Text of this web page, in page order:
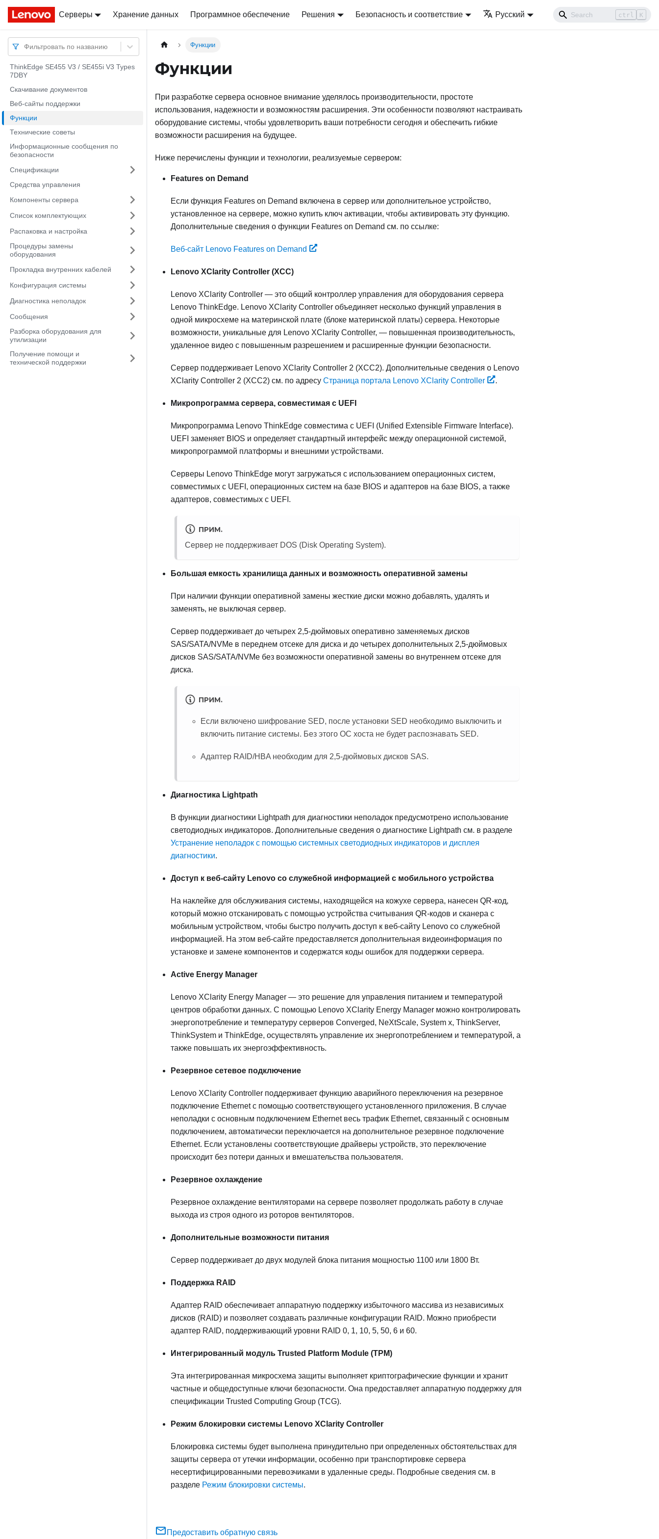
Docs
Серверы Хранение данных Программное обеспечение Решения Безопасность и соответствие Русский ctrl K
Docs
Фильтровать по названию
ThinkEdge SE455 V3 / SE455i V3 Types
7DBY
Скачивание документов
Веб-сайты поддержки
Функции
Технические советы
Информационные сообщения по
безопасности
Спецификации
Средства управления
Компоненты сервера
Список комплектующих
Распаковка и настройка
Процедуры замены
оборудования
Прокладка внутренних кабелей
Конфигурация системы
Диагностика неполадок
Сообщения
Разборка оборудования для
утилизации
Получение помощи и
технической поддержки
Функции
Функции
При разработке сервера основное внимание уделялось производительности, простоте
использования, надежности и возможностям расширения. Эти особенности позволяют настраивать
оборудование системы, чтобы удовлетворить ваши потребности сегодня и обеспечить гибкие
возможности расширения на будущее.
Ниже перечислены функции и технологии, реализуемые сервером:
Features on Demand
Если функция Features on Demand включена в сервер или дополнительное устройство,
установленное на сервере, можно купить ключ активации, чтобы активировать эту функцию.
Дополнительные сведения о функции Features on Demand см. по ссылке:
Веб-сайт Lenovo Features on Demand
Lenovo XClarity Controller (XCC)
Lenovo XClarity Controller — это общий контроллер управления для оборудования сервера
Lenovo ThinkEdge. Lenovo XClarity Controller объединяет несколько функций управления в
одной микросхеме на материнской плате (блоке материнской платы) сервера. Некоторые
возможности, уникальные для Lenovo XClarity Controller, — повышенная производительность,
удаленное видео с повышенным разрешением и расширенные функции безопасности.
Сервер поддерживает Lenovo XClarity Controller 2 (XCC2). Дополнительные сведения о Lenovo
XClarity Controller 2 (XCC2) см. по адресу Страница портала Lenovo XClarity Controller .
Микропрограмма сервера, совместимая с UEFI
Микропрограмма Lenovo ThinkEdge совместима с UEFI (Unified Extensible Firmware Interface).
UEFI заменяет BIOS и определяет стандартный интерфейс между операционной системой,
микропрограммой платформы и внешними устройствами.
Серверы Lenovo ThinkEdge могут загружаться с использованием операционных систем,
совместимых с UEFI, операционных систем на базе BIOS и адаптеров на базе BIOS, а также
адаптеров, совместимых с UEFI.
ПРИМ.
Сервер не поддерживает DOS (Disk Operating System).
Большая емкость хранилища данных и возможность оперативной замены
При наличии функции оперативной замены жесткие диски можно добавлять, удалять и
заменять, не выключая сервер.
Сервер поддерживает до четырех 2,5-дюймовых оперативно заменяемых дисков
SAS/SATA/NVMe в переднем отсеке для диска и до четырех дополнительных 2,5-дюймовых
дисков SAS/SATA/NVMe без возможности оперативной замены во внутреннем отсеке для
диска.
ПРИМ.
Если включено шифрование SED, после установки SED необходимо выключить и
включить питание системы. Без этого ОС хоста не будет распознавать SED.
Адаптер RAID/HBA необходим для 2,5-дюймовых дисков SAS.
Диагностика Lightpath
В функции диагностики Lightpath для диагностики неполадок предусмотрено использование
светодиодных индикаторов. Дополнительные сведения о диагностике Lightpath см. в разделе
Устранение неполадок с помощью системных светодиодных индикаторов и дисплея
диагностики.
Доступ к веб-сайту Lenovo со служебной информацией с мобильного устройства
На наклейке для обслуживания системы, находящейся на кожухе сервера, нанесен QR-код,
который можно отсканировать с помощью устройства считывания QR-кодов и сканера с
мобильным устройством, чтобы быстро получить доступ к веб-сайту Lenovo со служебной
информацией. На этом веб-сайте предоставляется дополнительная видеоинформация по
установке и замене компонентов и содержатся коды ошибок для поддержки сервера.
Active Energy Manager
Lenovo XClarity Energy Manager — это решение для управления питанием и температурой
центров обработки данных. С помощью Lenovo XClarity Energy Manager можно контролировать
энергопотребление и температуру серверов Converged, NeXtScale, System x, ThinkServer,
ThinkSystem и ThinkEdge, осуществлять управление их энергопотреблением и температурой, а
также повышать их энергоэффективность.
Резервное сетевое подключение
Lenovo XClarity Controller поддерживает функцию аварийного переключения на резервное
подключение Ethernet с помощью соответствующего установленного приложения. В случае
неполадки с основным подключением Ethernet весь трафик Ethernet, связанный с основным
подключением, автоматически переключается на дополнительное резервное подключение
Ethernet. Если установлены соответствующие драйверы устройств, это переключение
происходит без потери данных и вмешательства пользователя.
Резервное охлаждение
Резервное охлаждение вентиляторами на сервере позволяет продолжать работу в случае
выхода из строя одного из роторов вентиляторов.
Дополнительные возможности питания
Сервер поддерживает до двух модулей блока питания мощностью 1100 или 1800 Вт.
Поддержка RAID
Адаптер RAID обеспечивает аппаратную поддержку избыточного массива из независимых
дисков (RAID) и позволяет создавать различные конфигурации RAID. Можно приобрести
адаптер RAID, поддерживающий уровни RAID 0, 1, 10, 5, 50, 6 и 60.
Интегрированный модуль Trusted Platform Module (TPM)
Эта интегрированная микросхема защиты выполняет криптографические функции и хранит
частные и общедоступные ключи безопасности. Она предоставляет аппаратную поддержку для
спецификации Trusted Computing Group (TCG).
Режим блокировки системы Lenovo XClarity Controller
Блокировка системы будет выполнена принудительно при определенных обстоятельствах для
защиты сервера от утечки информации, особенно при транспортировке сервера
несертифицированными перевозчиками в удаленные среды. Подробные сведения см. в
разделе Режим блокировки системы.
Предоставить обратную связь